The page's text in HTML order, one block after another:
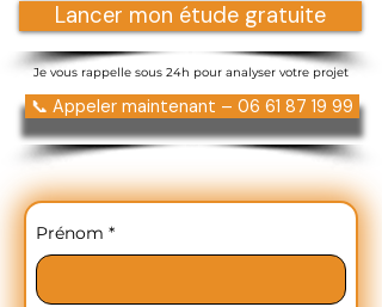
Lancer mon étude gratuite
Je vous rappelle sous 24h pour analyser votre projet
📞 Appeler maintenant – 06 61 87 19 99
Prénom *